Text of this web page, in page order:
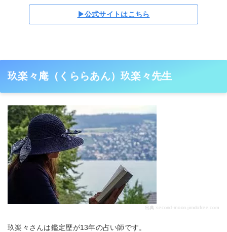
▶公式サイトはこちら
玖楽々庵（くららあん）玖楽々先生
出典: second-moon.jimdofree.com
玖楽々さんは鑑定歴が13年の占い師です。